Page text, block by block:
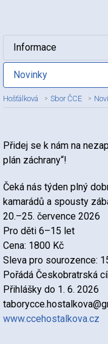
Informace
Novinky
Hošťálková Sbor ČCE
Nadpis
Přidej se k nám na
plán záchrany“!
Čeká nás týden plný
kamarádů a spousty
20.–25. července 2026
Pro děti 6–15 let
Cena: 1800 Kč
Sleva pro sourozence:
Pořádá Českobratrská
Přihlášky do 1. 6. 2026
www.ccehostalkova.cz